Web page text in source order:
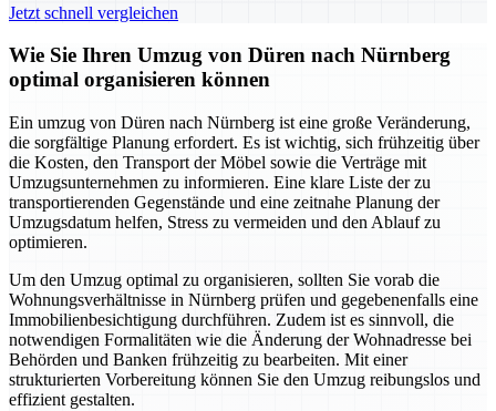
Jetzt schnell vergleichen
Wie Sie Ihren Umzug von Düren nach Nürnberg
optimal organisieren können
Ein umzug von Düren nach Nürnberg ist eine große Veränderung,
die sorgfältige Planung erfordert. Es ist wichtig, sich frühzeitig über
die Kosten, den Transport der Möbel sowie die Verträge mit
Umzugsunternehmen zu informieren. Eine klare Liste der zu
transportierenden Gegenstände und eine zeitnahe Planung der
Umzugsdatum helfen, Stress zu vermeiden und den Ablauf zu
optimieren.
Um den Umzug optimal zu organisieren, sollten Sie vorab die
Wohnungsverhältnisse in Nürnberg prüfen und gegebenenfalls eine
Immobilienbesichtigung durchführen. Zudem ist es sinnvoll, die
notwendigen Formalitäten wie die Änderung der Wohnadresse bei
Behörden und Banken frühzeitig zu bearbeiten. Mit einer
strukturierten Vorbereitung können Sie den Umzug reibungslos und
effizient gestalten.